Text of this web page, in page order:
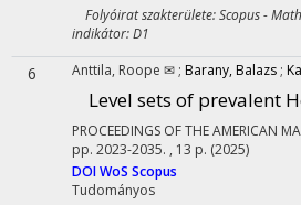
Folyóirat szakterülete: Scopus -
indikátor: D1
6 Anttila, Roope ✉ ; Barany, Balazs ;
Level sets of prevalent
PROCEEDINGS OF THE AMERICAN
pp. 2023-2035. , 13 p. (2025)
DOIWoS Scopus
Tudományos